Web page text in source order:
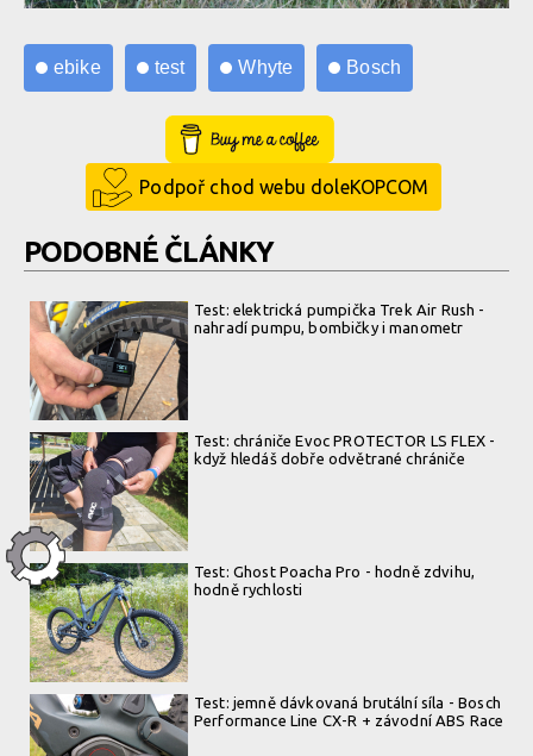
ebike test Whyte Bosch
Buy Me a Coffee
Podpoř chod webu doleKOPCOM
PODOBNÉ ČLÁNKY
Test: elektrická pumpička Trek Air Rush -
nahradí pumpu, bombičky i manometr
Test: chrániče Evoc PROTECTOR LS FLEX -
když hledáš dobře odvětrané chrániče
Test: Ghost Poacha Pro - hodně zdvihu,
hodně rychlosti
Test: jemně dávkovaná brutální síla - Bosch
Performance Line CX-R + závodní ABS Race